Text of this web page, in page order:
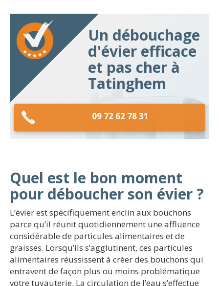
Un débouchage
d'évier efficace
et pas cher à
Tatinghem
09 72 62 78 31
Quel est le bon moment
pour déboucher son évier ?
L’évier est spécifiquement enclin aux bouchons
parce qu’il réunit quotidiennement une affluence
considérable de particules alimentaires et de
graisses. Lorsqu’ils s’agglutinent, ces particules
alimentaires réussissent à créer des bouchons qui
entravent de façon plus ou moins problématique
votre tuyauterie. La circulation de l’eau s’effectue